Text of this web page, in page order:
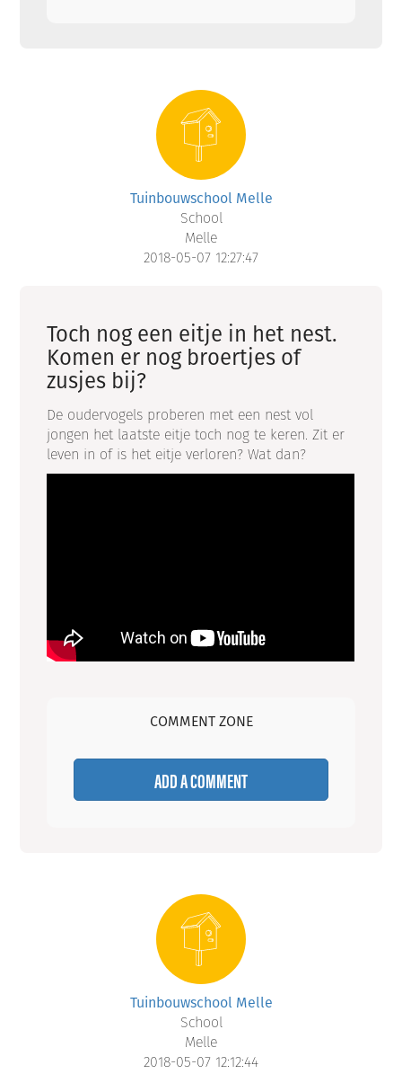
Tuinbouwschool Melle
School
Melle
2018-05-07 12:27:47
Toch nog een eitje in het nest.
Komen er nog broertjes of
zusjes bij?
De oudervogels proberen met een nest vol
jongen het laatste eitje toch nog te keren. Zit er
leven in of is het eitje verloren? Wat dan?
COMMENT ZONE
ADD A COMMENT
Tuinbouwschool Melle
School
Melle
2018-05-07 12:12:44